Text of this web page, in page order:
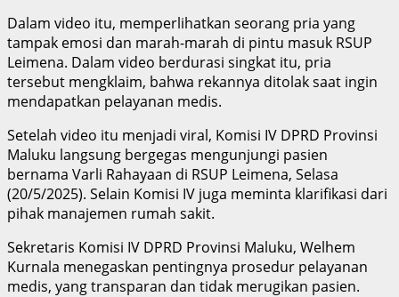
Dalam video itu, memperlihatkan seorang pria yang
tampak emosi dan marah-marah di pintu masuk RSUP
Leimena. Dalam video berdurasi singkat itu, pria
tersebut mengklaim, bahwa rekannya ditolak saat ingin
mendapatkan pelayanan medis.
Setelah video itu menjadi viral, Komisi IV DPRD Provinsi
Maluku langsung bergegas mengunjungi pasien
bernama Varli Rahayaan di RSUP Leimena, Selasa
(20/5/2025). Selain Komisi IV juga meminta klarifikasi dari
pihak manajemen rumah sakit.
Sekretaris Komisi IV DPRD Provinsi Maluku, Welhem
Kurnala menegaskan pentingnya prosedur pelayanan
medis, yang transparan dan tidak merugikan pasien.